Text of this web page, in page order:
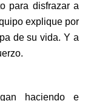
para disfrazar a
explique por
de su vida. Y a
haciendo e